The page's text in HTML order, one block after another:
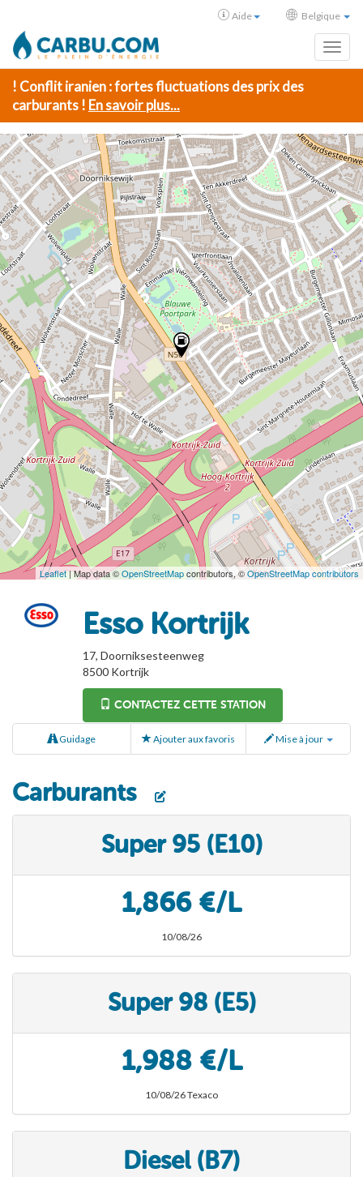
Aide Belgique
! Conflit iranien : fortes fluctuations des prix des
carburants ! En savoir plus...
Leaflet| Map data ©OpenStreetMapcontributors, ©OpenStreetMap contributors
Esso Kortrijk
17, Doorniksesteenweg
8500 Kortrijk
CONTACTEZ CETTE STATION
Guidage Ajouter aux favoris Mise à jour
Carburants
Super 95 (E10)
1,866 €/L
10/08/26
Super 98 (E5)
1,988 €/L
10/08/26 Texaco
Diesel (B7)